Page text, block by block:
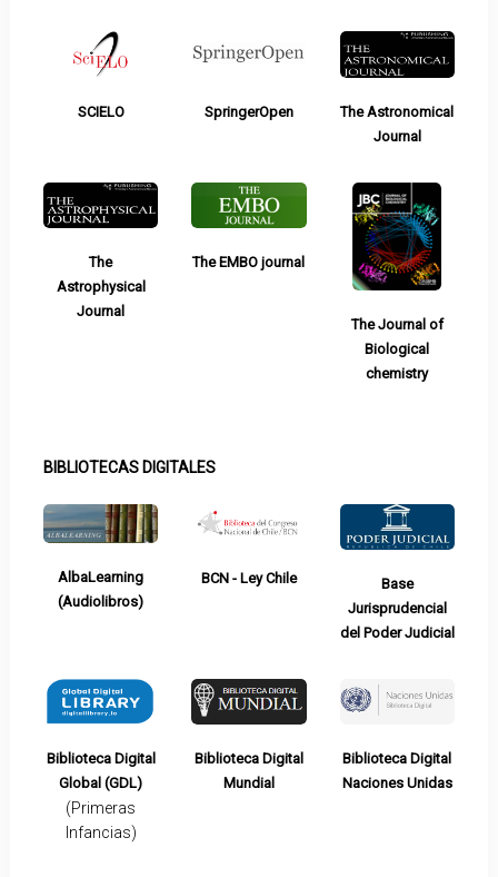
SCIELO SpringerOpen
The Astronomical
Journal
The
Astrophysical
Journal
The EMBO journal
The Journal of
Biological
chemistry
BIBLIOTECAS DIGITALES
AlbaLearning
(Audiolibros)
BCN - Ley Chile
Base
Jurisprudencial
del Poder Judicial
Biblioteca Digital
Global (GDL)
(Primeras
Infancias)
Biblioteca Digital
Mundial
Biblioteca Digital
Naciones Unidas